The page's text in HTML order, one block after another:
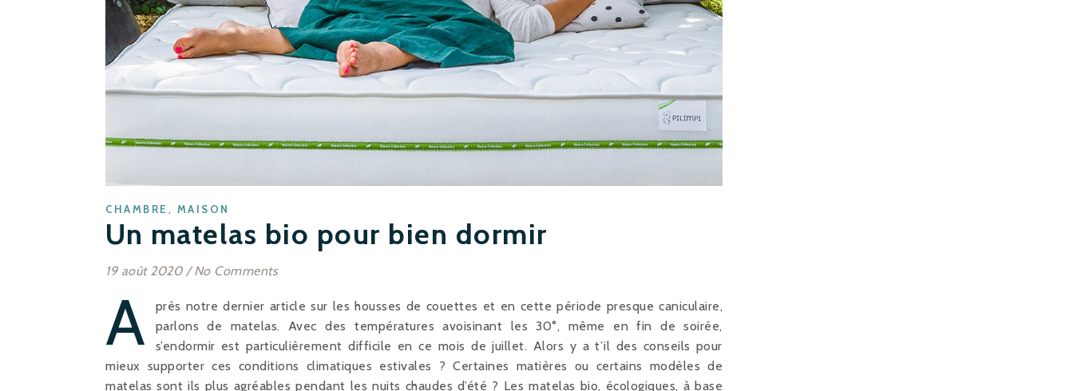
CHAMBRE , MAISON
Un matelas bio pour bien dormir
19 août 2020 / No Comments
A
près notre dernier article sur les housses de couettes et en cette période presque caniculaire,
parlons de matelas. Avec des températures avoisinant les 30°, même en fin de soirée,
s’endormir est particulièrement difficile en ce mois de juillet. Alors y a t’il des conseils pour
mieux supporter ces conditions climatiques estivales ? Certaines matières ou certains modèles de
matelas sont ils plus agréables pendant les nuits chaudes d’été ? Les matelas bio, écologiques, à base